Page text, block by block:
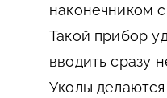
наконечником
Такой прибор
вводить сразу
Уколы